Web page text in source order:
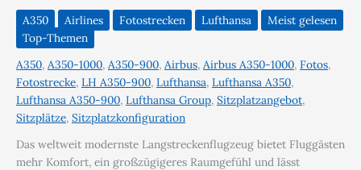
A350 Airlines Fotostrecken Lufthansa
Meist gelesen
Top-Themen
A350, A350-1000, A350-900, Airbus, Airbus A350-1000, Fotos,
Fotostrecke, LH A350-900, Lufthansa, Lufthansa A350,
Lufthansa A350-900, Lufthansa Group, Sitzplatzangebot,
Sitzplätze, Sitzplatzkonfiguration
Das weltweit modernste Langstreckenflugzeug bietet Fluggästen
mehr Komfort, ein großzügigeres Raumgefühl und lässt